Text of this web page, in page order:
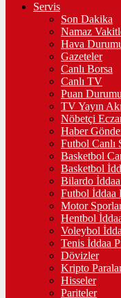
Servis
Son Dakika
Namaz
Hava
Gazeteler
Canlı Borsa
Canlı TV
Puan Durumu
TV Yayın
Nöbetçi
Haber
Futbol Canlı
Basketbol
Basketbol
Bilardo İddaa
Futbol İddaa
Motor
Hentbol
Voleybol
Tenis İddaa
Dövizler
Kripto
Hisseler
Pariteler